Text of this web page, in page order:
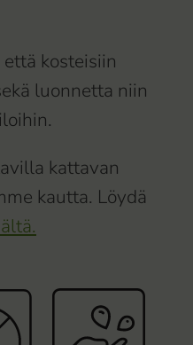
kosteisiin
luonnetta niin
kattavan
kautta. Löydä